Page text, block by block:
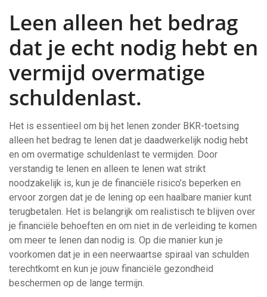
Leen alleen het bedrag
dat je echt nodig hebt en
vermijd overmatige
schuldenlast.
Het is essentieel om bij het lenen zonder BKR-toetsing
alleen het bedrag te lenen dat je daadwerkelijk nodig hebt
en om overmatige schuldenlast te vermijden. Door
verstandig te lenen en alleen te lenen wat strikt
noodzakelijk is, kun je de financiële risico’s beperken en
ervoor zorgen dat je de lening op een haalbare manier kunt
terugbetalen. Het is belangrijk om realistisch te blijven over
je financiële behoeften en om niet in de verleiding te komen
om meer te lenen dan nodig is. Op die manier kun je
voorkomen dat je in een neerwaartse spiraal van schulden
terechtkomt en kun je jouw financiële gezondheid
beschermen op de lange termijn.